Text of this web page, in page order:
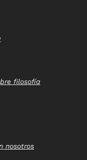
filosofía
nosotros